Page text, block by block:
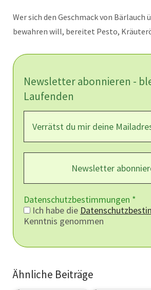
Wer sich den Geschmack von Bärlauch
bewahren will, bereitet Pesto,
Newsletter abonnieren -
Laufenden
Datenschutzbestimmungen *
Ich habe die
Kenntnis genommen
Ähnliche Beiträge